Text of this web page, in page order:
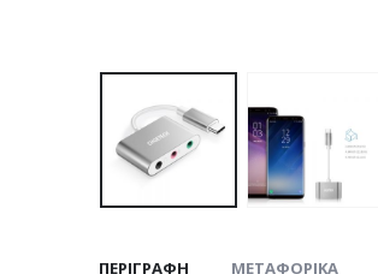
ΠΕΡΙΓΡΑΦΉ ΜΕΤΑΦΟΡΙΚΆ